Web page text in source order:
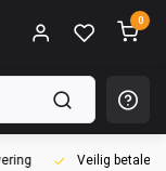
0
Veilig betalen